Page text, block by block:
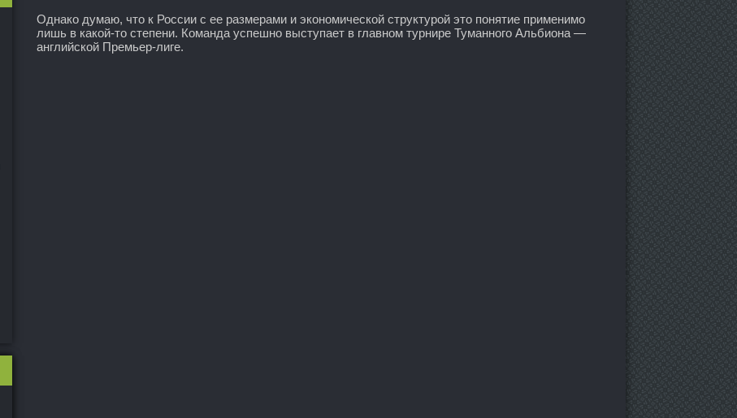
Однако думаю, что к России с ее размерами и экономической структурой это понятие применимо
лишь в какой-то степени. Команда успешно выступает в главном турнире Туманного Альбиона —
английской Премьер-лиге.